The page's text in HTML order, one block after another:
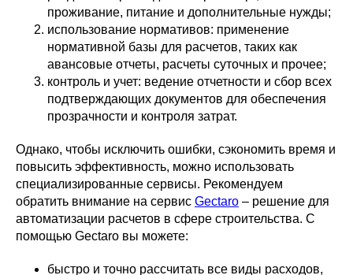
проживание, питание и дополнительные нужды;
использование нормативов: применение
нормативной базы для расчетов, таких как
авансовые отчеты, расчеты суточных и прочее;
контроль и учет: ведение отчетности и сбор всех
подтверждающих документов для обеспечения
прозрачности и контроля затрат.
Однако, чтобы исключить ошибки, сэкономить время и
повысить эффективность, можно использовать
специализированные сервисы. Рекомендуем
обратить внимание на сервис Gectaro – решение для
автоматизации расчетов в сфере строительства. С
помощью Gectaro вы можете:
быстро и точно рассчитать все виды расходов,